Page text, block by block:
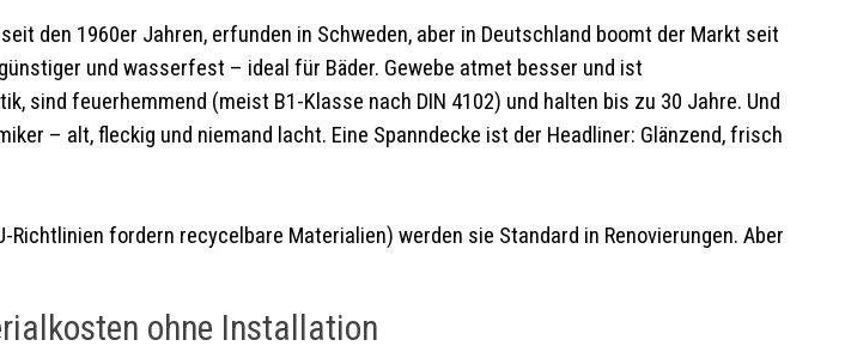
den 1960er Jahren, erfunden in Schweden, aber in Deutschland boomt der Markt seit
und wasserfest – ideal für Bäder. Gewebe atmet besser und ist
sind feuerhemmend (meist B1-Klasse nach DIN 4102) und halten bis zu 30 Jahre. Und
– alt, fleckig und niemand lacht. Eine Spanndecke ist der Headliner: Glänzend, frisch
fordern recycelbare Materialien) werden sie Standard in Renovierungen. Aber
ohne Installation